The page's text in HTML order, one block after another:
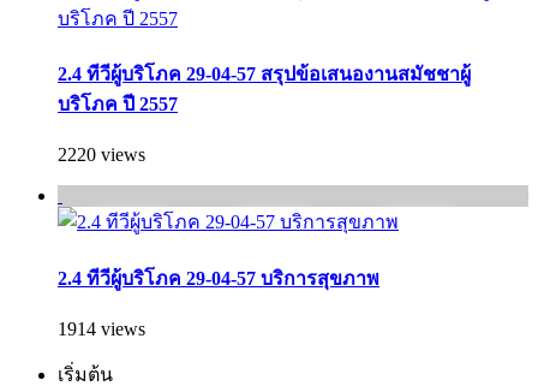
2.4 ทีวีผู้บริโภค 29-04-57 สรุปข้อเสนองานสมัชชาผู้
บริโภค ปี 2557
2220 views
2.4 ทีวีผู้บริโภค 29-04-57 บริการสุขภาพ
1914 views
เริ่มต้น